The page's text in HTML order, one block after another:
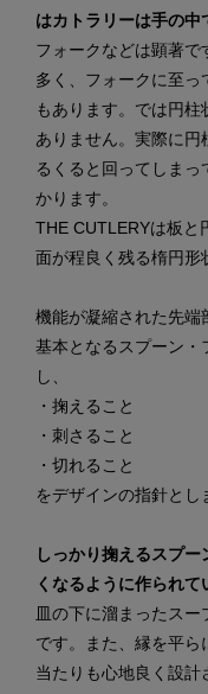
はカトラリーは手の
フォークなどは顕著
多く、フォークに至
もあります。では円
ありません。実際に円
るくると回ってしま
かります。
THE CUTLERYは板と
面が程良く残る楕円形
機能が凝縮された先端
基本となるスプーン・
し、
・掬えること
・刺さること
・切れること
をデザインの指針とし
しっかり掬えるスプ
くなるように作られて
皿の下に溜まったス
です。また、縁を平ら
当たりも心地良く設計